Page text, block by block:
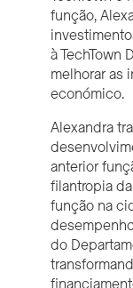
função,
à TechTown
melhorar as
económico.
Alexandra
anterior
filantropia
função na
do